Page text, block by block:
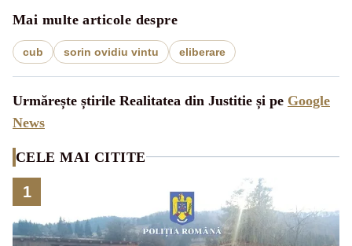
Mai multe articole despre
cub sorin ovidiu vintu eliberare
Urmărește știrile Realitatea din Justitie și pe Google
News
CELE MAI CITITE
1